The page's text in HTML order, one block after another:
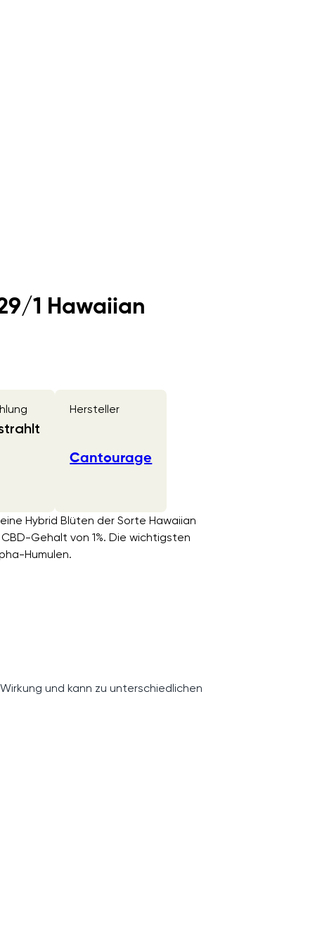
1 Hawaiian
Hersteller
Cantourage
Hybrid Blüten der Sorte Hawaiian
Gehalt von 1%. Die wichtigsten
Humulen.
und kann zu unterschiedlichen